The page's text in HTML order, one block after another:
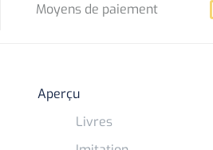
Moyens de paiement
Aperçu
Livres